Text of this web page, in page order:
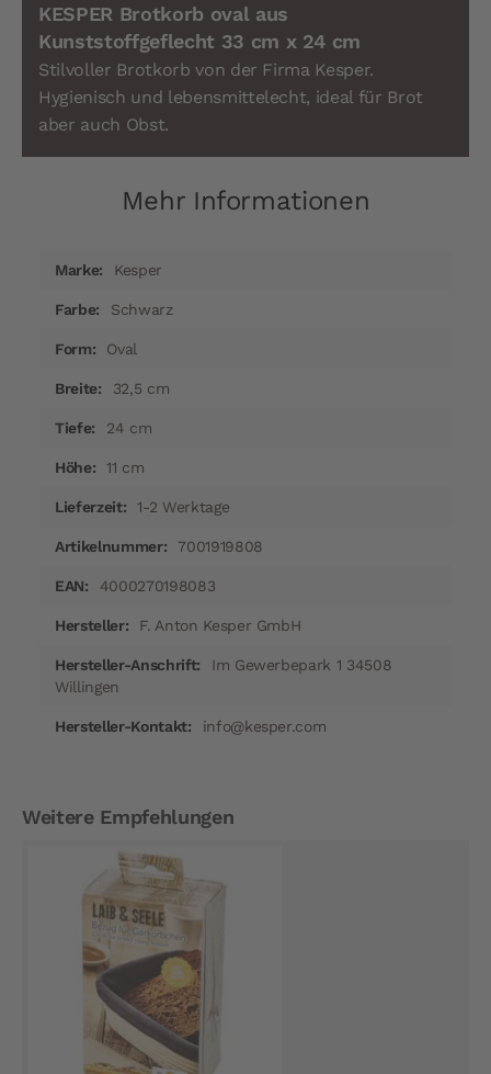
KESPER Brotkorb oval aus
Kunststoffgeflecht 33 cm x 24 cm
Stilvoller Brotkorb von der Firma Kesper.
Hygienisch und lebensmittelecht, ideal für Brot
aber auch Obst.
Mehr Informationen
InformationenKesper
Schwarz
Oval
32,5 cm
24 cm
11 cm
1-2 Werktage
7001919808
4000270198083
F. Anton Kesper GmbH
Im Gewerbepark 1 34508
Willingen
info@kesper.com
Weitere Empfehlungen